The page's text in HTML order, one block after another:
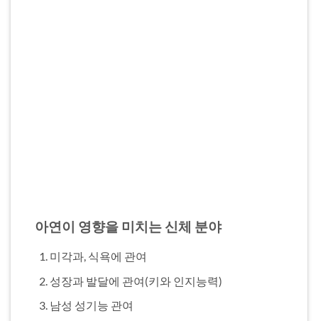
아연이 영향을 미치는 신체 분야
미각과, 식욕에 관여
성장과 발달에 관여(키와 인지능력)
남성 성기능 관여